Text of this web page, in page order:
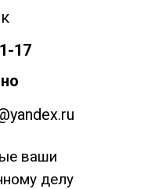
ваши
делу
17